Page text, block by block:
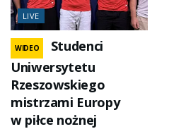
LIVE
WIDEO
Studenci
Uniwersytetu
Rzeszowskiego
mistrzami Europy
w piłce nożnej